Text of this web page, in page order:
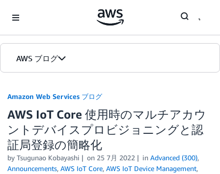
AWS ブログ
カテゴリ
エディション
Amazon Web Services ブログ
AWS IoT Core 使用時のマルチアカウ
ントデバイスプロビジョニングと認
証局登録の簡略化
by Tsugunao Kobayashi on 25 7月 2022 in Advanced (300),
Announcements, AWS IoT Core, AWS IoT Device Management,